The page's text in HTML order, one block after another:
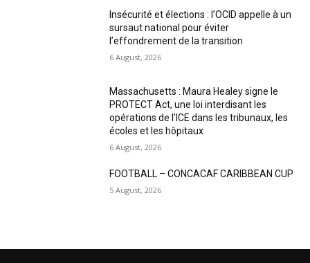
Insécurité et élections : l’OCID appelle à un
sursaut national pour éviter
l’effondrement de la transition
6 August, 2026
Massachusetts : Maura Healey signe le
PROTECT Act, une loi interdisant les
opérations de l’ICE dans les tribunaux, les
écoles et les hôpitaux
6 August, 2026
FOOTBALL – CONCACAF CARIBBEAN CUP
5 August, 2026